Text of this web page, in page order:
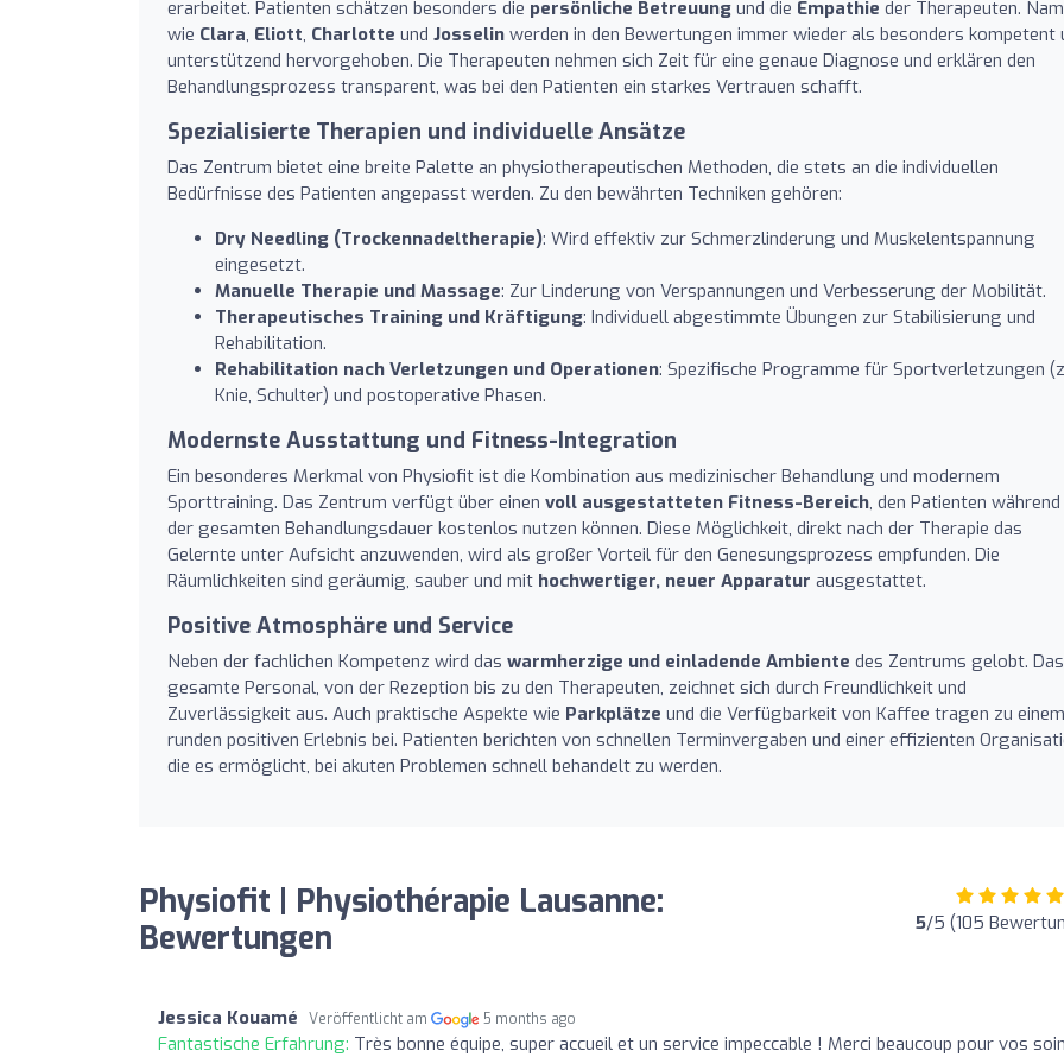
erarbeitet. Patienten schätzen besonders die persönliche Betreuung und die Empathie der Therapeuten.
wie Clara, Eliott, Charlotte und Josselin werden in den Bewertungen immer wieder als besonders kompetent
unterstützend hervorgehoben. Die Therapeuten nehmen sich Zeit für eine genaue Diagnose und erklären den
Behandlungsprozess transparent, was bei den Patienten ein starkes Vertrauen schafft.
Spezialisierte Therapien und individuelle Ansätze
Das Zentrum bietet eine breite Palette an physiotherapeutischen Methoden, die stets an die individuellen
Bedürfnisse des Patienten angepasst werden. Zu den bewährten Techniken gehören:
Dry Needling (Trockennadeltherapie): Wird effektiv zur Schmerzlinderung und Muskelentspannung
eingesetzt.
Manuelle Therapie und Massage: Zur Linderung von Verspannungen und Verbesserung der Mobilität.
Therapeutisches Training und Kräftigung: Individuell abgestimmte Übungen zur Stabilisierung und
Rehabilitation.
Rehabilitation nach Verletzungen und Operationen: Spezifische Programme für Sportverletzungen
Knie, Schulter) und postoperative Phasen.
Modernste Ausstattung und Fitness-Integration
Ein besonderes Merkmal von Physiofit ist die Kombination aus medizinischer Behandlung und modernem
Sporttraining. Das Zentrum verfügt über einen voll ausgestatteten Fitness-Bereich, den Patienten während
der gesamten Behandlungsdauer kostenlos nutzen können. Diese Möglichkeit, direkt nach der Therapie das
Gelernte unter Aufsicht anzuwenden, wird als großer Vorteil für den Genesungsprozess empfunden. Die
Räumlichkeiten sind geräumig, sauber und mit hochwertiger, neuer Apparatur ausgestattet.
Positive Atmosphäre und Service
Neben der fachlichen Kompetenz wird das warmherzige und einladende Ambiente des Zentrums gelobt. Das
gesamte Personal, von der Rezeption bis zu den Therapeuten, zeichnet sich durch Freundlichkeit und
Zuverlässigkeit aus. Auch praktische Aspekte wie Parkplätze und die Verfügbarkeit von Kaffee tragen zu einem
runden positiven Erlebnis bei. Patienten berichten von schnellen Terminvergaben und einer effizienten
die es ermöglicht, bei akuten Problemen schnell behandelt zu werden.
Physiofit | Physiothérapie Lausanne:
Bewertungen
5/5 (105
Jessica Kouamé Veröffentlicht am 5 months ago
Fantastische Erfahrung: Très bonne équipe, super accueil et un service impeccable ! Merci beaucoup pour vos